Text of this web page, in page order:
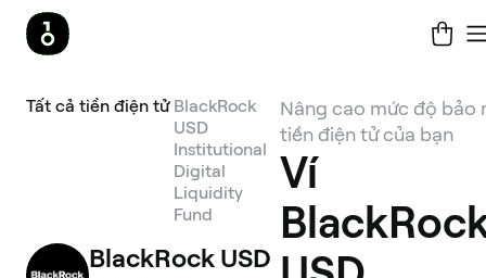
Tất cả tiền điện tử BlackRock
USD
Institutional
Digital
Liquidity
Fund
BlackRock USD
Nâng cao mức độ bảo
tiền điện tử của bạn
Ví